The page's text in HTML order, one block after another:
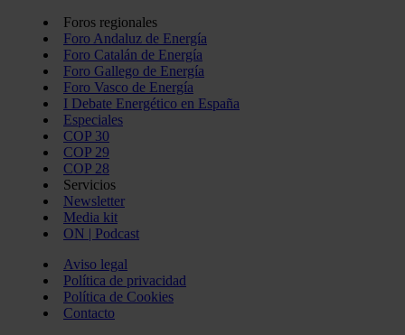
Foros regionales
Foro Andaluz de Energía
Foro Catalán de Energía
Foro Gallego de Energía
Foro Vasco de Energía
I Debate Energético en España
Especiales
COP 30
COP 29
COP 28
Servicios
Newsletter
Media kit
ON | Podcast
Aviso legal
Política de privacidad
Política de Cookies
Contacto